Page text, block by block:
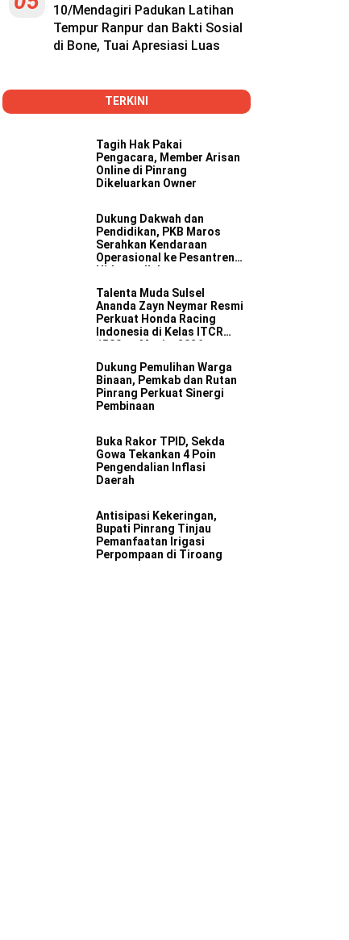
10/Mendagiri Padukan Latihan
Tempur Ranpur dan Bakti Sosial
di Bone, Tuai Apresiasi Luas
TERKINI
Tagih Hak Pakai
Pengacara, Member Arisan
Online di Pinrang
Dikeluarkan Owner
Dukung Dakwah dan
Pendidikan, PKB Maros
Serahkan Kendaraan
Operasional ke Pesantren
Hidayatullah
Talenta Muda Sulsel
Ananda Zayn Neymar Resmi
Perkuat Honda Racing
Indonesia di Kelas ITCR
1500 cc Musim 2026
Dukung Pemulihan Warga
Binaan, Pemkab dan Rutan
Pinrang Perkuat Sinergi
Pembinaan
Buka Rakor TPID, Sekda
Gowa Tekankan 4 Poin
Pengendalian Inflasi
Daerah
Antisipasi Kekeringan,
Bupati Pinrang Tinjau
Pemanfaatan Irigasi
Perpompaan di Tiroang